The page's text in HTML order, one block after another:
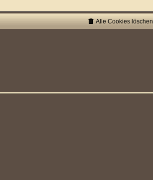
Alle Cookies löschen